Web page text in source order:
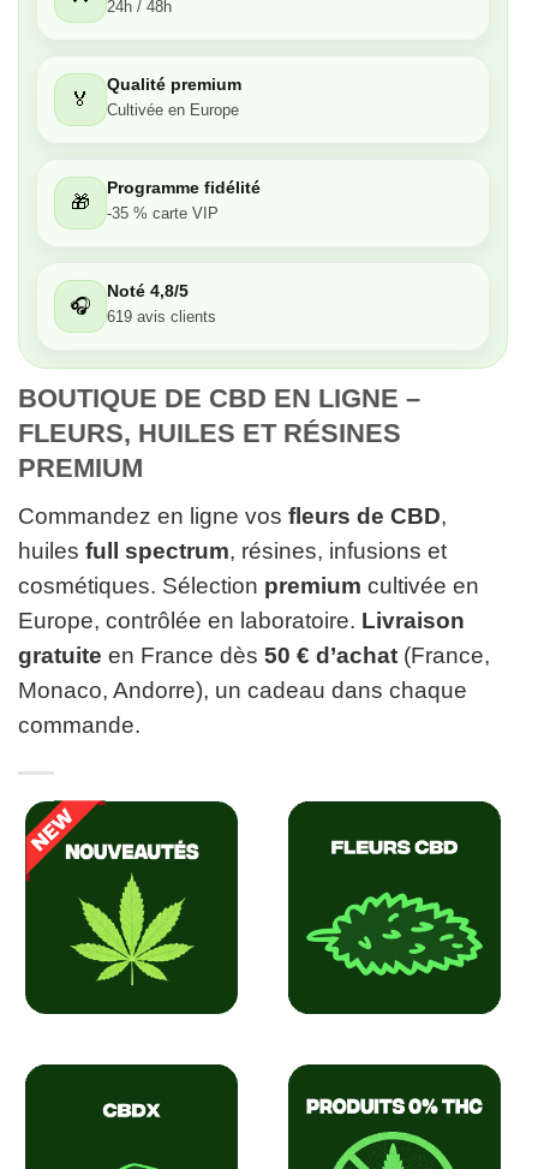
Moyen
Passable
24h / 48h
🏅
Qualité premium
Cultivée en Europe
🎁
Programme fidélité
-35 % carte VIP
🎧
Noté 4,8/5
619 avis clients
BOUTIQUE DE CBD EN LIGNE –
FLEURS, HUILES ET RÉSINES
PREMIUM
Commandez en ligne vos fleurs de CBD,
huiles full spectrum, résines, infusions et
cosmétiques. Sélection premium cultivée en
Europe, contrôlée en laboratoire. Livraison
gratuite en France dès 50 € d’achat (France,
Monaco, Andorre), un cadeau dans chaque
commande.